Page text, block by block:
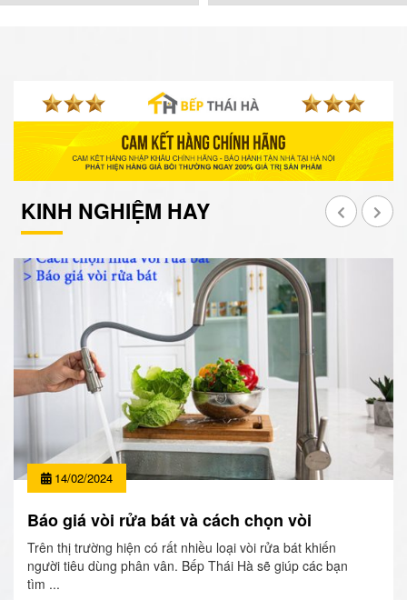
KINH NGHIỆM HAY
14/02/2024
Báo giá vòi rửa bát và cách chọn vòi
Trên thị trường hiện có rất nhiều loại vòi rửa bát khiến
người tiêu dùng phân vân. Bếp Thái Hà sẽ giúp các bạn
tìm ...